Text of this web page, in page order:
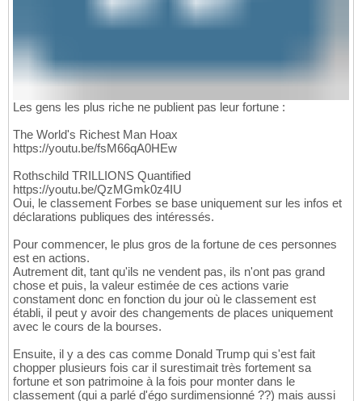
Les gens les plus riche ne publient pas leur fortune :
The World's Richest Man Hoax
https://youtu.be/fsM66qA0HEw
Rothschild TRILLIONS Quantified
https://youtu.be/QzMGmk0z4IU
Oui, le classement Forbes se base uniquement sur les infos et
déclarations publiques des intéressés.
Pour commencer, le plus gros de la fortune de ces personnes
est en actions.
Autrement dit, tant qu'ils ne vendent pas, ils n'ont pas grand
chose et puis, la valeur estimée de ces actions varie
constament donc en fonction du jour où le classement est
établi, il peut y avoir des changements de places uniquement
avec le cours de la bourses.
Ensuite, il y a des cas comme Donald Trump qui s'est fait
chopper plusieurs fois car il surestimait très fortement sa
fortune et son patrimoine à la fois pour monter dans le
classement (qui a parlé d'égo surdimensionné ??) mais aussi